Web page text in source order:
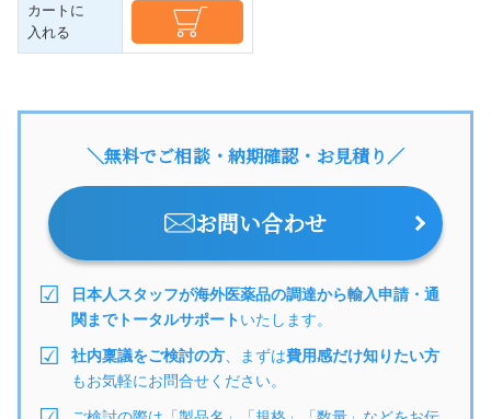
カートに
入れる
＼無料でご相談・納期確認・お見積り／
お問い合わせ
日本人スタッフが海外医薬品の調達から輸入申請・通
関までトータルサポートいたします。
社内稟議をご検討の方 、まずは費用感だけ知りたい方
もお気軽にお問合せください。